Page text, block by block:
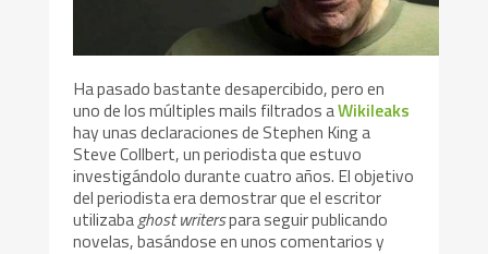
Ha pasado bastante desapercibido, pero en
uno de los múltiples mails filtrados aWikileaks
hay unas declaraciones de Stephen King a
Steve Collbert, un periodista que estuvo
investigándolo durante cuatro años. El objetivo
del periodista era demostrar que el escritor
utilizabaghost writerspara seguir publicando
novelas, basándose en unos comentarios y